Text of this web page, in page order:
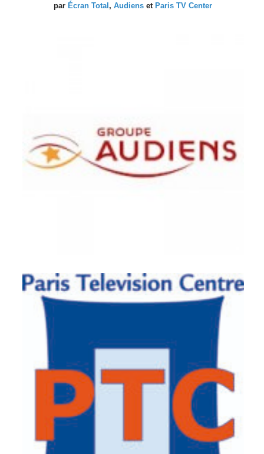
parÉcran Total,Audiens etParis TV Center